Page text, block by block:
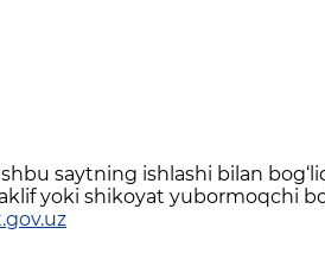
saytning ishlashi bilan
yoki shikoyat yubormoqchi